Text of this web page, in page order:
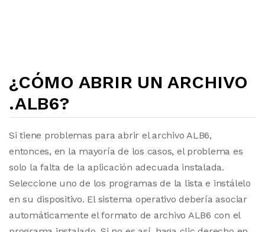
¿CÓMO ABRIR UN ARCHIVO
.ALB6?
Si tiene problemas para abrir el archivo ALB6,
entonces, en la mayoría de los casos, el problema es
solo la falta de la aplicación adecuada instalada.
Seleccione uno de los programas de la lista e instálelo
en su dispositivo. El sistema operativo debería asociar
automáticamente el formato de archivo ALB6 con el